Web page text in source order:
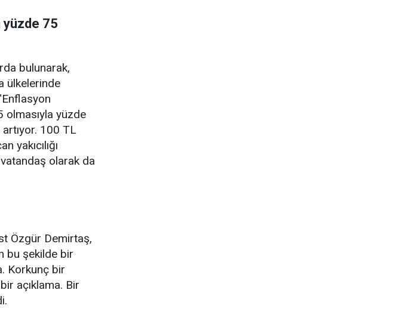
yüzde 75
bulunarak,
ülkelerinde
olmasıyla yüzde
artıyor. 100 TL
yakıcılığı
olarak da
Özgür Demirtaş,
bu şekilde bir
Korkunç bir
açıklama. Bir